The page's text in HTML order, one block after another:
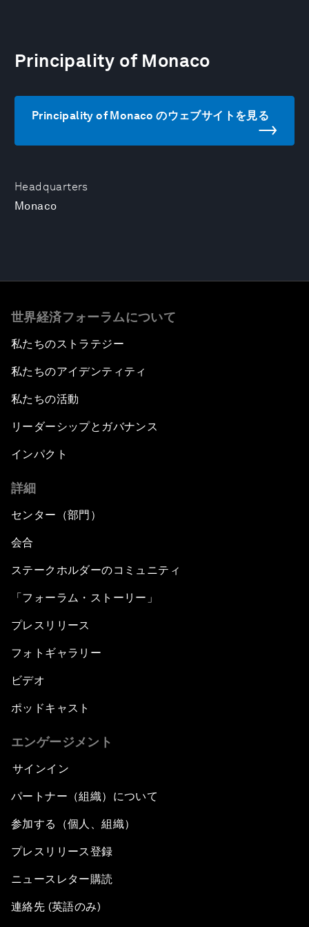
Headquarters
Monaco
Principality of Monaco
Principality of Monaco のウェブサイトを見る
世界経済フォーラムについて
私たちのストラテジー
私たちのアイデンティティ
私たちの活動
リーダーシップとガバナンス
インパクト
詳細
センター（部門）
会合
ステークホルダーのコミュニティ
「フォーラム・ストーリー」
プレスリリース
フォトギャラリー
ビデオ
ポッドキャスト
エンゲージメント
サインイン
パートナー（組織）について
参加する（個人、組織）
プレスリリース登録
ニュースレター購読
連絡先 (英語のみ)